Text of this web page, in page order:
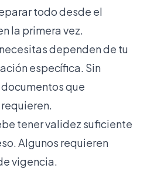
todo desde el
la primera vez.
dependen de tu
específica. Sin
que
tener validez suficiente
Algunos requieren
vigencia.